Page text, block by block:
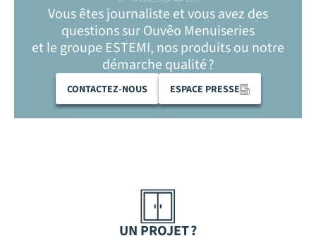
Vous êtes journaliste et vous avez des
questions sur Ouvêo Menuiseries
et le groupe ESTEMI, nos produits ou notre
démarche qualité ?
CONTACTEZ-NOUS ESPACE PRESSE
UN PROJET ?